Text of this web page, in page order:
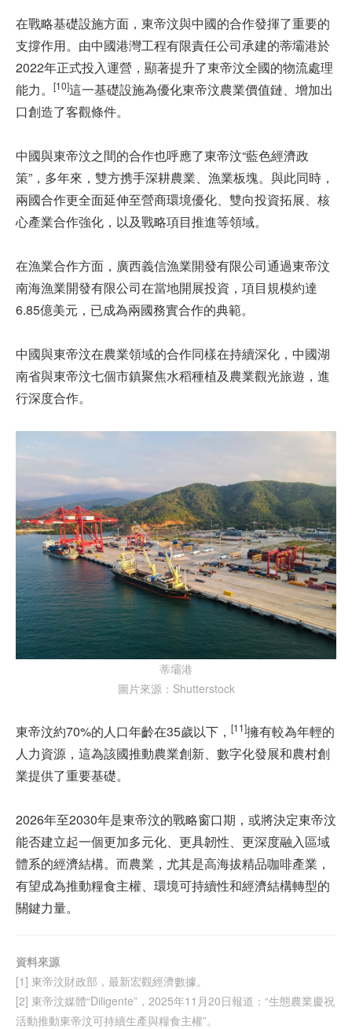
在戰略基礎設施方面，東帝汶與中國的合作發揮了重要的
支撐作用。由中國港灣工程有限責任公司承建的蒂壩港於
2022年正式投入運營，顯著提升了東帝汶全國的物流處理
能力。
[10]這一基礎設施為優化東帝汶農業價值鏈、增加出
口創造了客觀條件。
中國與東帝汶之間的合作也呼應了東帝汶“藍色經濟政
策”，多年來，雙方携手深耕農業、漁業板塊。與此同時，
兩國合作更全面延伸至營商環境優化、雙向投資拓展、核
心產業合作強化，以及戰略項目推進等領域。
在漁業合作方面，廣西義信漁業開發有限公司通過東帝汶
南海漁業開發有限公司在當地開展投資，項目規模約達
6.85億美元，已成為兩國務實合作的典範。
中國與東帝汶在農業領域的合作同樣在持續深化，中國湖
南省與東帝汶七個市鎮聚焦水稻種植及農業觀光旅遊，進
行深度合作。
蒂壩港
圖片來源：Shutterstock
東帝汶約70%的人口年齡在35歲以下， [11]擁有較為年輕的
人力資源，這為該國推動農業創新、數字化發展和農村創
業提供了重要基礎。
2026年至2030年是東帝汶的戰略窗口期，或將決定東帝汶
能否建立起一個更加多元化、更具韌性、更深度融入區域
體系的經濟結構。而農業，尤其是高海拔精品咖啡產業，
有望成為推動糧食主權、環境可持續性和經濟結構轉型的
關鍵力量。
資料來源
[1] 東帝汶財政部，最新宏觀經濟數據。
[2] 東帝汶媒體“Diligente”，2025年11月20日報道：“生態農業慶祝
活動推動東帝汶可持續生產與糧食主權”。